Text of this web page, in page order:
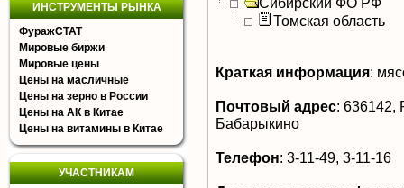
ИНСТРУМЕНТЫ РЫНКА
ФуражСТАТ
Мировые биржи
Мировые цены
Цены на масличные
Цены на зерно в России
Цены на АК в Китае
Цены на витамины в Китае
УЧАСТНИКАМ
Томская область
Краткая информация:
Почтовый адрес: 636142,
Бабарыкино
Телефон: 3-11-49, 3-11-16